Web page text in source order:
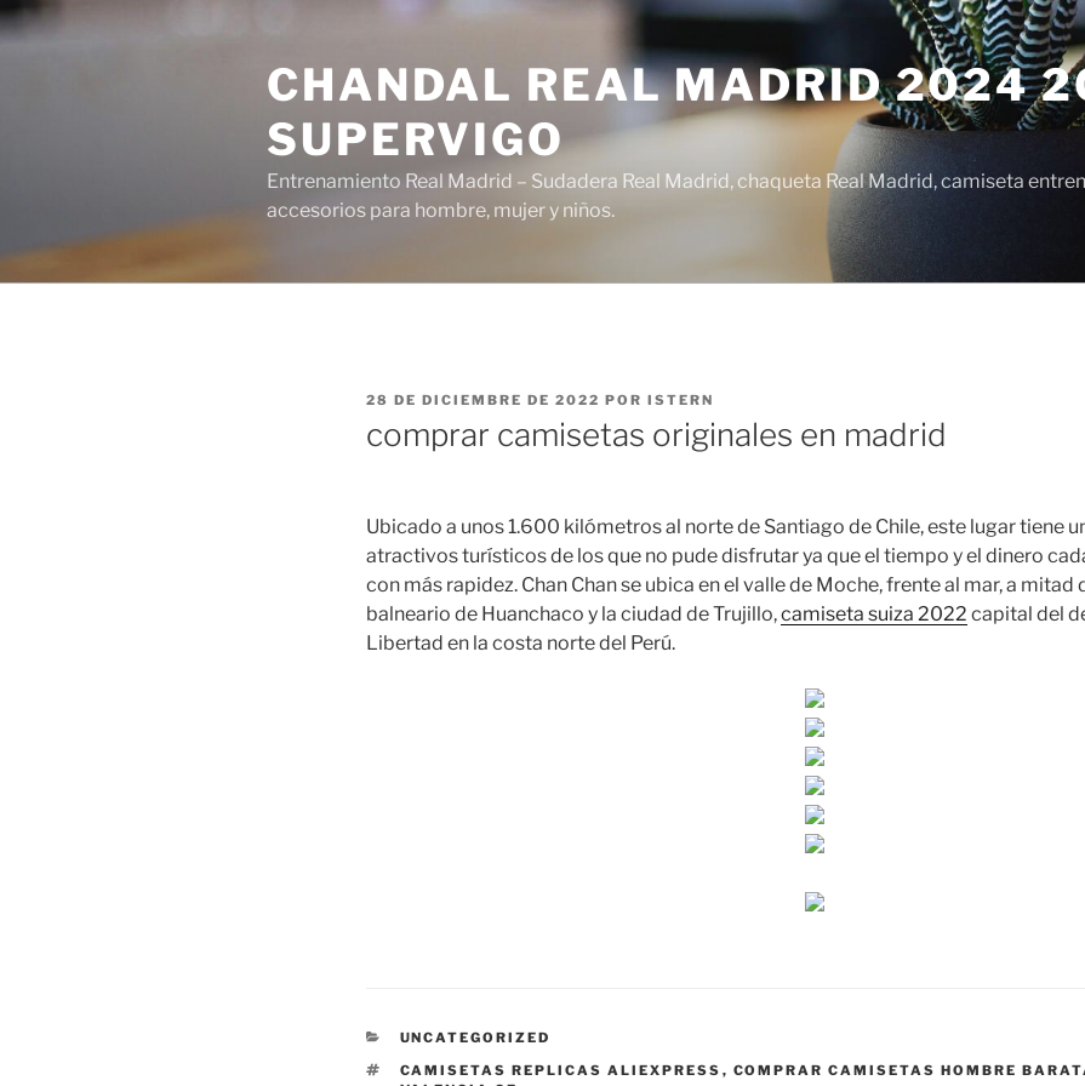
Saltar
al
CHANDAL REAL MADRID 2024
SUPERVIGO
Entrenamiento Real Madrid – Sudadera Real Madrid, chaqueta Real Madrid, camiseta
accesorios para hombre, mujer y niños.
PUBLICADO
28 DE DICIEMBRE DE 2022 POR ISTERN
comprar camisetas originales en madrid
Ubicado a unos 1.600 kilómetros al norte de Santiago de Chile, este lugar tiene
atractivos turísticos de los que no pude disfrutar ya que el tiempo y el dinero
con más rapidez. Chan Chan se ubica en el valle de Moche, frente al mar, a mitad
balneario de Huanchaco y la ciudad de Trujillo,camiseta suiza 2022 capital del
Libertad en la costa norte del Perú.
CATEGORÍAS
UNCATEGORIZED
ETIQUETAS
CAMISETAS REPLICAS ALIEXPRESS , COMPRAR CAMISETAS HOMBRE